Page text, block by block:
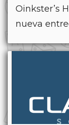
Oinkster’s
nueva